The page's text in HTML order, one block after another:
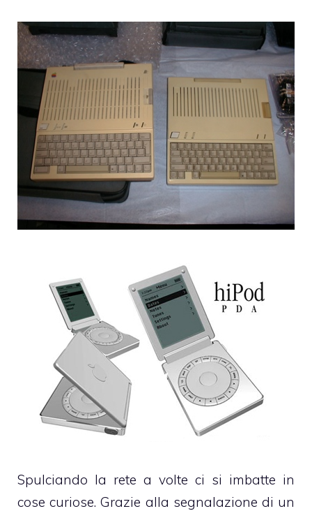
Spulciando la rete a volte ci si imbatte in
cose curiose. Grazie alla segnalazione di un